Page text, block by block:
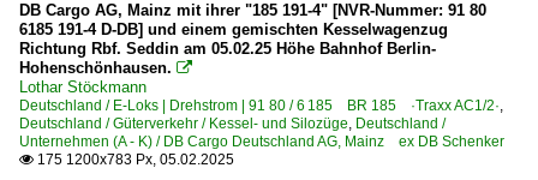
DB Cargo AG, Mainz mit ihrer "185 191-4" [NVR-Nummer: 91 80
6185 191-4 D-DB] und einem gemischten Kesselwagenzug
Richtung Rbf. Seddin am 05.02.25 Höhe Bahnhof Berlin-
Hohenschönhausen. 
Lothar Stöckmann
Deutschland / E-Loks | Drehstrom | 91 80 / 6 185 BR 185 ·Traxx AC1/2·,
Deutschland / Güterverkehr / Kessel- und Silozüge, Deutschland /
Unternehmen (A - K) / DB Cargo Deutschland AG, Mainz ex DB Schenker
 175 1200x783 Px, 05.02.2025